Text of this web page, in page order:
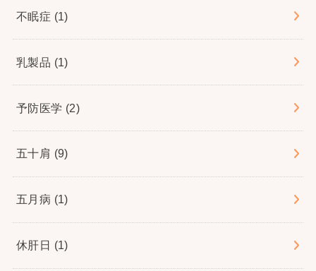
不眠症 (1)
乳製品 (1)
予防医学 (2)
五十肩 (9)
五月病 (1)
休肝日 (1)